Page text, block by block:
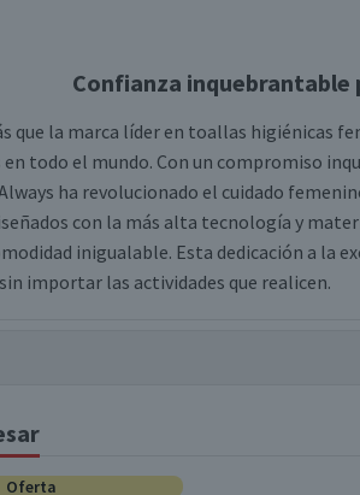
Confianza inquebrantable
que la marca líder en toallas higiénicas
todo el mundo. Con un compromiso
ha revolucionado el cuidado
con la más alta tecnología y
inigualable. Esta dedicación a la
importar las actividades que realicen.
Oferta